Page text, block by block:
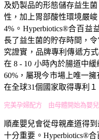
及奶製品的形態儲存益生
性，加上胃部酸性環境嚴
4%。Hyperbiotics®合百
長了益生菌的貯存時間，
究證實，品牌專利傳遞方
在 8 - 10 小時內於腸道中
60%，屬現今市場上唯一
在全球31個國家取得專利１
完美孕婦配方 由母體開始為嬰
順產嬰兒會從母親產道得
十分重要。Hyperbiotics®